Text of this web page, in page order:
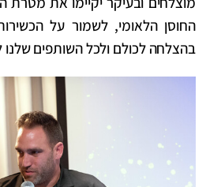
החוסן הלאומי, לשמור על
בהצלחה לכולם ולכל השותפים שלנו